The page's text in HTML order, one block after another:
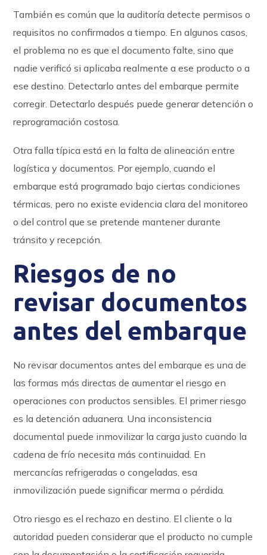
También es común que la auditoría detecte permisos o
requisitos no confirmados a tiempo. En algunos casos,
el problema no es que el documento falte, sino que
nadie verificó si aplicaba realmente a ese producto o a
ese destino. Detectarlo antes del embarque permite
corregir. Detectarlo después puede generar detención o
reprogramación costosa.
Otra falla típica está en la falta de alineación entre
logística y documentos. Por ejemplo, cuando el
embarque está programado bajo ciertas condiciones
térmicas, pero no existe evidencia clara del monitoreo
o del control que se pretende mantener durante
tránsito y recepción.
Riesgos de no
revisar documentos
antes del embarque
No revisar documentos antes del embarque es una de
las formas más directas de aumentar el riesgo en
operaciones con productos sensibles. El primer riesgo
es la detención aduanera. Una inconsistencia
documental puede inmovilizar la carga justo cuando la
cadena de frío necesita más continuidad. En
mercancías refrigeradas o congeladas, esa
inmovilización puede significar merma o pérdida.
Otro riesgo es el rechazo en destino. El cliente o la
autoridad pueden considerar que el producto no cumple